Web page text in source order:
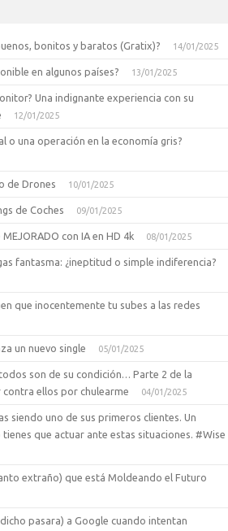
bonitos y baratos (Gratix)? 14/01/2025
en algunos países? 13/01/2025
Una indignante experiencia con su
12/01/2025
o una operación en la economía gris?
de Drones 10/01/2025
de Coches 09/01/2025
con IA en HD 4k 08/01/2025
fantasma: ¿ineptitud o simple indiferencia?
que inocentemente tu subes a las redes
un nuevo single 05/01/2025
son de su condición… Parte 2 de la
ellos por chulearme
04/01/2025
siendo uno de sus primeros clientes. Un
que actuar ante estas situaciones. #Wise
extraño) que está Moldeando el Futuro
pasara) a Google cuando intentan